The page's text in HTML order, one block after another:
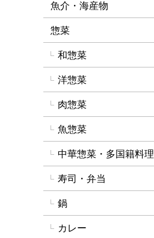
魚介・海産物
惣菜
和惣菜
洋惣菜
肉惣菜
魚惣菜
中華惣菜・多国籍料理
寿司・弁当
鍋
カレー